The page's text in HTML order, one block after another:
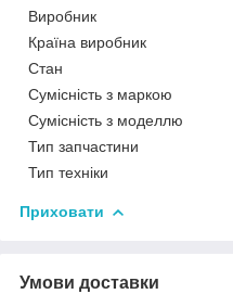
Виробник
Країна виробник
Стан
Сумісність з маркою
Сумісність з моделлю
Тип запчастини
Тип техніки
Приховати
Умови доставки